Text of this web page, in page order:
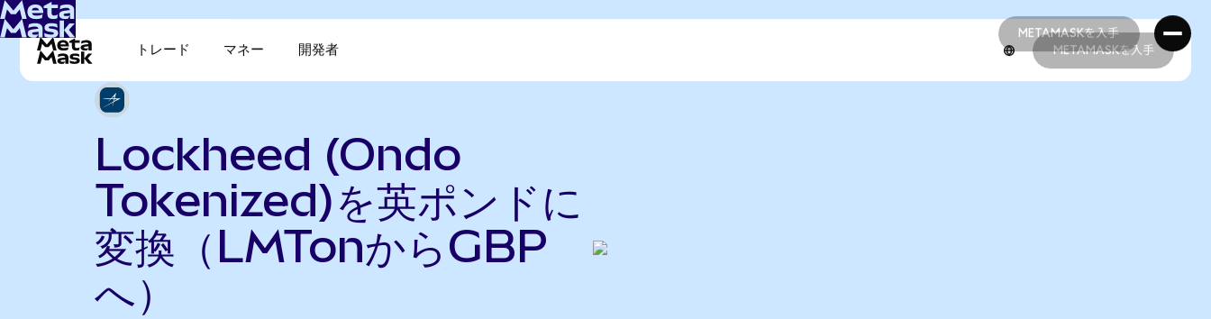
METAMASKを入手
METAMASKを入手
トレード マネー 開発者 METAMASKを入手
Lockheed (Ondo
Tokenized)を英ポンドに
変換（LMTonからGBP
へ）